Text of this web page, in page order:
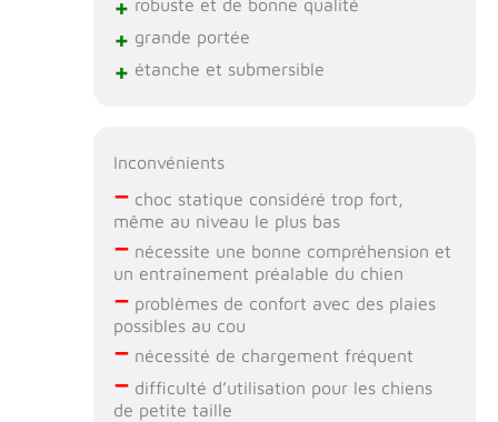
+ robuste et de bonne qualité
+ grande portée
+ étanche et submersible
Inconvénients
–choc statique considéré trop fort,
même au niveau le plus bas
–nécessite une bonne compréhension et
un entraînement préalable du chien
–problèmes de confort avec des plaies
possibles au cou
–nécessité de chargement fréquent
–difficulté d’utilisation pour les chiens
de petite taille